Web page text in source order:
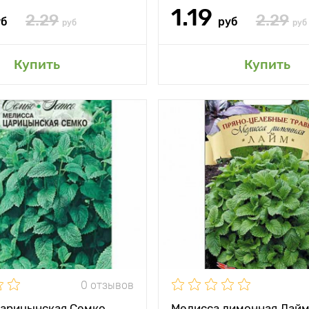
2.29 руб
Купитьв мой сад
1.19 руб 2.29 руб
Купить
Добавить в мой
0 отзывов
С сильным
лимонным ароматом
50 - 80 см
30 х 60 см
солнечное место
от всходов 40 - 60
дней
Особенности
Высота растения
Растояние между
растениями
Местоположение
Период созревания
от